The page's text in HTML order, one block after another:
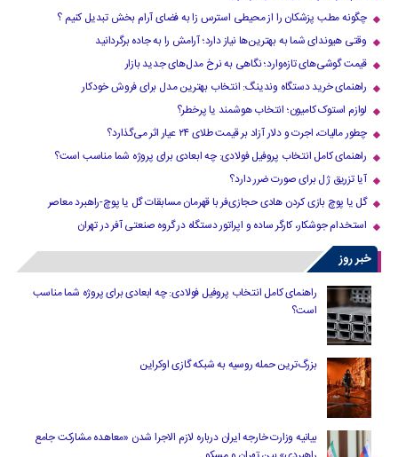
چگونه مطب پزشکان را از محیطی استرس زا به فضای آرام بخش تبدیل کنیم ؟
وقتی هیوندای شما به بهترین‌ها نیاز دارد؛ آرامش را به جاده برگردانید
قیمت گوشی‌های تازه‌وارد؛ نگاهی به نرخ مدل‌های جدید بازار
راهنمای خرید دستگاه وندینگ: انتخاب بهترین مدل برای فروش خودکار
لوازم استوک کامیون؛ انتخاب هوشمند یا پرخطر؟
چطور مالیات، اجرت و دلار آزاد بر قیمت طلای ۲۴ عیار اثر می‌گذارد؟
راهنمای کامل انتخاب پروفیل فولادی: چه ابعادی برای پروژه شما مناسب است؟
آیا تزریق ژل برای صورت ضرر دارد​؟
گل یا پوچ بازی کردن هادی حجازی‌فر با قهرمان مسابقات گل یا پوچ-راهبرد معاصر
استخدام جوشکار، کارگر ساده و اپراتور دستگاه در گروه صنعتی آفر در تهران
خبر روز
راهنمای کامل انتخاب پروفیل فولادی: چه ابعادی برای پروژه شما مناسب
است؟
بزرگ‌ترین حمله روسیه به شبکه گازی اوکراین
بیانیه وزارت خارجه ایران درباره لازم‌ الاجرا شدن «معاهده مشارکت جامع